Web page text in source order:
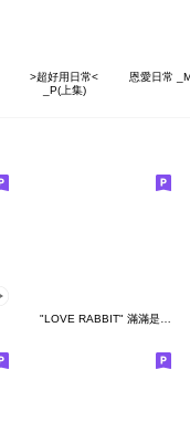
>超好用日常<
_P(上集)
恩愛日常
"LOVE RABBIT" 滿滿是愛 台灣版